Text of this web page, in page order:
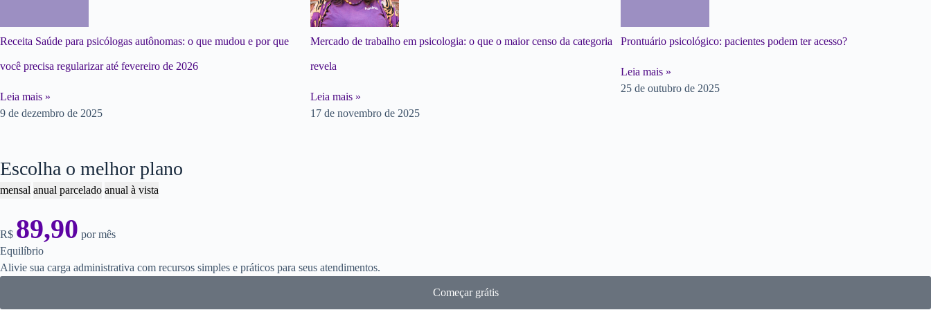
Receita Saúde para psicólogas autônomas: o que mudou e por que
você precisa regularizar até fevereiro de 2026
Leia mais »
9 de dezembro de 2025
Mercado de trabalho em psicologia: o que o maior censo da categoria
revela
Leia mais »
17 de novembro de 2025
Prontuário psicológico: pacientes podem ter acesso?
Leia mais »
25 de outubro de 2025
Escolha o melhor plano
mensal anual parcelado anual à vista
R$ 89,90 por mês
Equilíbrio
Alivie sua carga administrativa com recursos simples e práticos para seus atendimentos.
Começar grátis